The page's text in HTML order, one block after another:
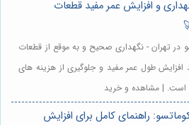
و افزایش عمر مفید قطعات
در تهران - نگهداری صحیح و به موقع از قطعات
افزایش طول عمر مفید و جلوگیری از هزینه های
است. | مشاهده و خرید
راهنمای کامل برای افزایش